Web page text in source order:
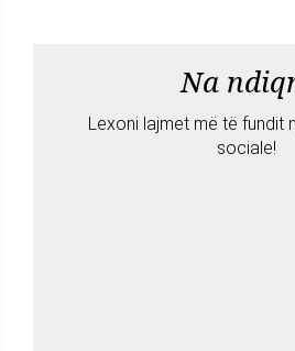
Na
Lexoni lajmet më të fundit
sociale!